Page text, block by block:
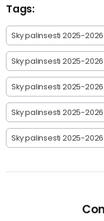
Tags:
Sky palinsesti 2025-2026
Sky palinsesti 2025-
Sky palinsesti 2025-
Sky palinsesti 2025-
Sky palinsesti 2025-